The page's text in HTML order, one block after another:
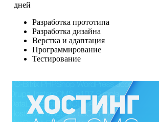
дней
Разработка прототипа
Разработка дизайна
Верстка и адаптация
Программирование
Тестирование